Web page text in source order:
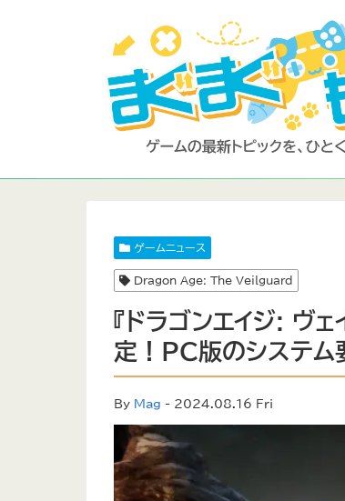
ゲームニュース
Dragon Age: The Veilguard
『ドラゴンエイジ:
定！PC版のシステム
By Mag - 2024.08.16 Fri